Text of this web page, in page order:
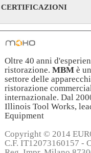
CERTIFICAZIONI
Oltre 40 anni
ristorazione. MBMè
settore delle
ristorazione
internazionale. Dal
Illinois Tool Works,
Equipment
Copyright © 2014
C.F. IT12073160157 -